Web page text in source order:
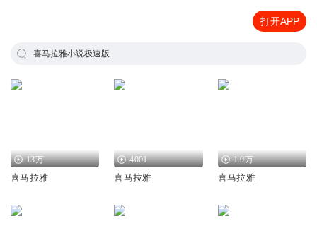
打开APP
喜马拉雅小说极速版
13万
喜马拉雅
4001
喜马拉雅
1.9万
喜马拉雅